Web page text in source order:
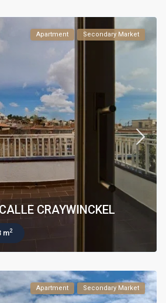
Apartment Secondary Market
CRAYWINCKEL
m2
Apartment Secondary Market